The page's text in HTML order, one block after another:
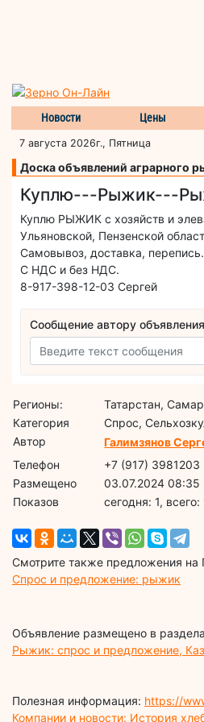
Новости Цены
7 августа 2026г., Пятница
Доска объявлений аграрного
Куплю---Рыжик---
Куплю РЫЖИК с хозяйств и
Ульяновской, Пензенской
Самовывоз, доставка, перепись.
С НДС и без НДС.
8-917-398-12-03 Сергей
Сообщение автору объявления
Регионы:
Татарстан,
Категория
Спрос,
Автор
Галимзянов
Телефон
+7 (917) 3981203
Размещено
03.07.2024 08:35
Показов
cегодня: 1,
Смотрите также предложения
Спрос и предложение: рыжик
Объявление размещено в
Рыжик: спрос и предложение,
Полезная информация: https://
Компании и новости: История